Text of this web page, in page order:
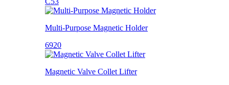
Multi-Purpose Magnetic Holder
6920
Magnetic Valve Collet Lifter